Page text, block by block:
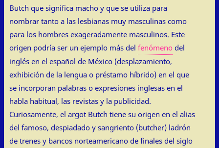
Butch que significa macho y que se utiliza para
nombrar tanto a las lesbianas muy masculinas como
para los hombres exageradamente masculinos. Este
origen podría ser un ejemplo más del fenómeno del
inglés en el español de México (desplazamiento,
exhibición de la lengua o préstamo híbrido) en el que
se incorporan palabras o expresiones inglesas en el
habla habitual, las revistas y la publicidad.
Curiosamente, el argot Butch tiene su origen en el alias
del famoso, despiadado y sangriento (butcher) ladrón
de trenes y bancos norteamericano de finales del siglo